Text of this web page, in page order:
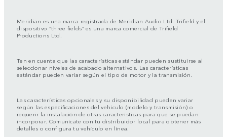
Meridian es una marca registrada de Meridian Audio Ltd. Trifield y el
dispositivo “three fields” es una marca comercial de Trifield
Productions Ltd.
Ten en cuenta que las características estándar pueden sustituirse al
seleccionar niveles de acabado alternativos. Las características
estándar pueden variar según el tipo de motor y la transmisión.
Las características opcionales y su disponibilidad pueden variar
según las especificaciones del vehículo (modelo y transmisión) o
requerir la instalación de otras características para que se puedan
incorporar. Comunícate con tu distribuidor local para obtener más
detalles o configura tu vehículo en línea.